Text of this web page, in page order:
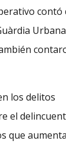
contó
los delitos
el
que